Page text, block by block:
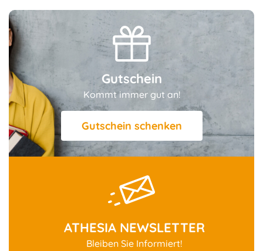
Gutschein
Kommt immer gut an!
Gutschein schenken
ATHESIA NEWSLETTER
Bleiben Sie Informiert!